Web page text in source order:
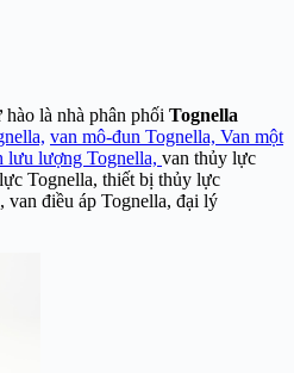
hào là nhà phân phối Tognella
van mô-đun Tognella, Van một
lưu lượng Tognella, van thủy lực
Tognella, thiết bị thủy lực
van điều áp Tognella, đại lý